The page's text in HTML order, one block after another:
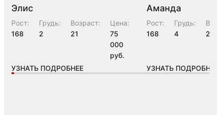
Элис
Рост:
168
Грудь:
2
Возраст:
21
Цена:
75
000
руб.
УЗНАТЬ ПОДРОБНЕЕ
Аманда
Рост:
168
Грудь:
4
23
УЗНАТЬ ПОДРОБНЕЕ